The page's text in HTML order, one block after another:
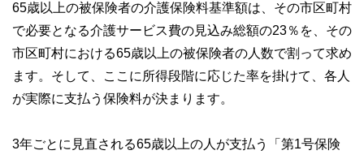
65歳以上の被保険者の介護保険料基準額は、その市区町村
で必要となる介護サービス費の見込み総額の23％を、その
市区町村における65歳以上の被保険者の人数で割って求め
ます。そして、ここに所得段階に応じた率を掛けて、各人
が実際に支払う保険料が決まります。
3年ごとに見直される65歳以上の人が支払う「第1号保険